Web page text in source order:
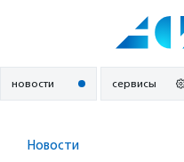
новости сервисы
Новости